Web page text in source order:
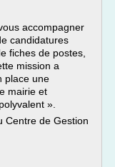
accompagner
candidatures
fiches de postes,
mission a
place une
mairie et
».
Centre de Gestion